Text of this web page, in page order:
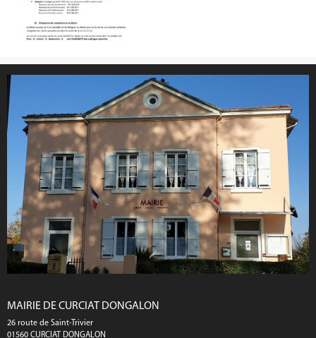
MAIRIE DE CURCIAT DONGALON
26 route de Saint-Trivier
01560 CURCIAT DONGALON